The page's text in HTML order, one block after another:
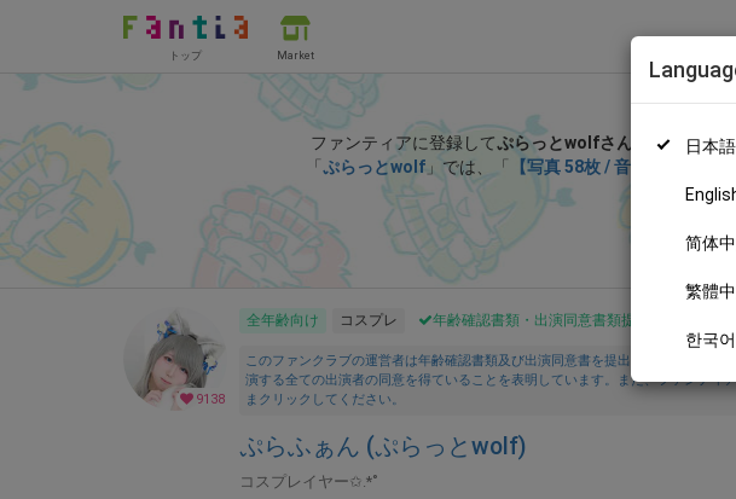
トップ Market
日本語
简体
繁體
한국어
ぷ
ファンティアに登録してぷらっとwolfさん を応援しよう
「 ぷらっとwolf」では、「 【写真 58枚 / 音声付き動画
の特別なコ
9138
全年齢向け コスプレ 年齢確認書類・出演同意書類提出済
このファンクラブの運営者は年齢確認書類及び出演同意書を提出し、投稿者及び
演する全ての出演者の同意を得ていることを表明しています。また、ファンティ
まクリックしてください。
ぷらふぁん (ぷらっとwolf)
コスプレイヤー✩.*˚